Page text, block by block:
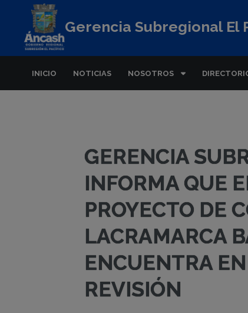
Gerencia Subregional El
INICIO NOTICIAS NOSOTROS
GERENCIA
INFORMA QUE
PROYECTO DE
LACRAMARCA
ENCUENTRA
REVISIÓN